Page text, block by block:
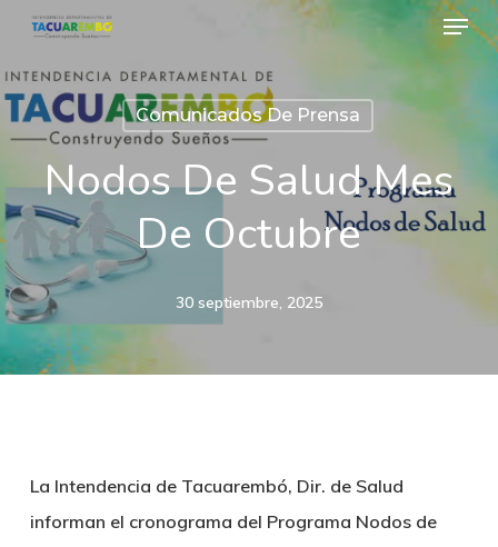
Skip
main
content
Menu
Comunicados De Prensa
Nodos De Salud Mes
De Octubre
30 septiembre, 2025
La Intendencia de Tacuarembó, Dir. de Salud
informan el cronograma del Programa Nodos de